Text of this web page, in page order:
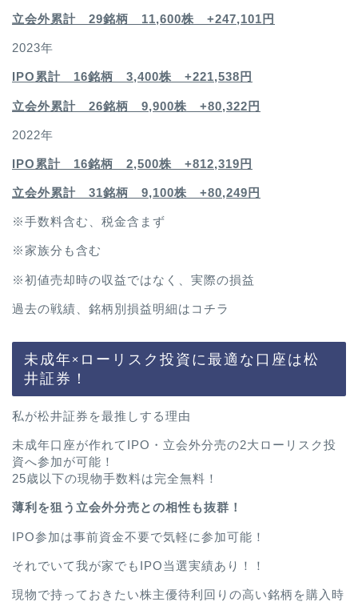
立会外累計 29銘柄 11,600株 +247,101円
2023年
IPO累計 16銘柄 3,400株 +221,538円
立会外累計 26銘柄 9,900株 +80,322円
2022年
IPO累計 16銘柄 2,500株 +812,319円
立会外累計 31銘柄 9,100株 +80,249円
※手数料含む、税金含まず
※家族分も含む
※初値売却時の収益ではなく、実際の損益
過去の戦績、銘柄別損益明細は コチラ
未成年×ローリスク投資に最適な口座は松
井証券！
私が松井証券を最推しする理由
未成年口座が作れてIPO・立会外分売の2大ローリスク投
資へ参加が可能！
25歳以下の現物手数料は完全無料！
薄利を狙う立会外分売との相性も抜群！
IPO参加は事前資金不要で気軽に参加可能！
それでいて我が家でもIPO当選実績あり！！
現物で持っておきたい株主優待利回りの高い銘柄を購入時